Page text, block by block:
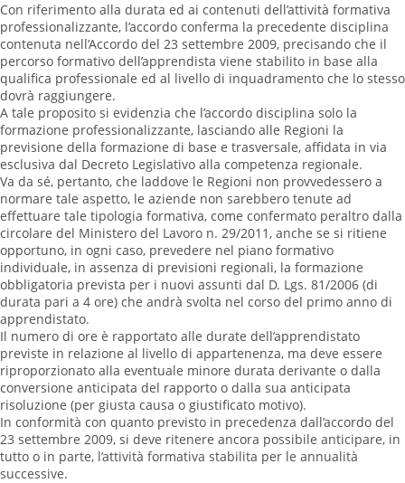
Con riferimento alla durata ed ai contenuti dell’attività formativa
professionalizzante, l’accordo conferma la precedente disciplina
contenuta nell’Accordo del 23 settembre 2009, precisando che il
percorso formativo dell’apprendista viene stabilito in base alla
qualifica professionale ed al livello di inquadramento che lo stesso
dovrà raggiungere.
A tale proposito si evidenzia che l’accordo disciplina solo la
formazione professionalizzante, lasciando alle Regioni la
previsione della formazione di base e trasversale, affidata in via
esclusiva dal Decreto Legislativo alla competenza regionale.
Va da sé, pertanto, che laddove le Regioni non provvedessero a
normare tale aspetto, le aziende non sarebbero tenute ad
effettuare tale tipologia formativa, come confermato peraltro dalla
circolare del Ministero del Lavoro n. 29/2011, anche se si ritiene
opportuno, in ogni caso, prevedere nel piano formativo
individuale, in assenza di previsioni regionali, la formazione
obbligatoria prevista per i nuovi assunti dal D. Lgs. 81/2006 (di
durata pari a 4 ore) che andrà svolta nel corso del primo anno di
apprendistato.
Il numero di ore è rapportato alle durate dell’apprendistato
previste in relazione al livello di appartenenza, ma deve essere
riproporzionato alla eventuale minore durata derivante o dalla
conversione anticipata del rapporto o dalla sua anticipata
risoluzione (per giusta causa o giustificato motivo).
In conformità con quanto previsto in precedenza dall’accordo del
23 settembre 2009, si deve ritenere ancora possibile anticipare, in
tutto o in parte, l’attività formativa stabilita per le annualità
successive.